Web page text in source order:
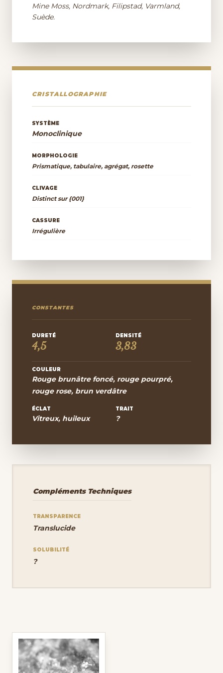
Mine Moss, Nordmark, Filipstad, Varmland,
Suède.
CRISTALLOGRAPHIE
SYSTÈME
Monoclinique
MORPHOLOGIE
Prismatique, tabulaire, agrégat, rosette
CLIVAGE
Distinct sur {001}
CASSURE
Irrégulière
CONSTANTES
DURETÉ
4,5
DENSITÉ
3,83
COULEUR
Rouge brunâtre foncé, rouge pourpré,
rouge rose, brun verdâtre
ÉCLAT
Vitreux, huileux
TRAIT
?
Compléments Techniques
TRANSPARENCE
Translucide
SOLUBILITÉ
?